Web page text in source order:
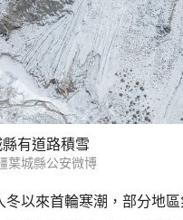
有道路積雪
葉城縣公安微博
冬以來首輪寒潮，部分地